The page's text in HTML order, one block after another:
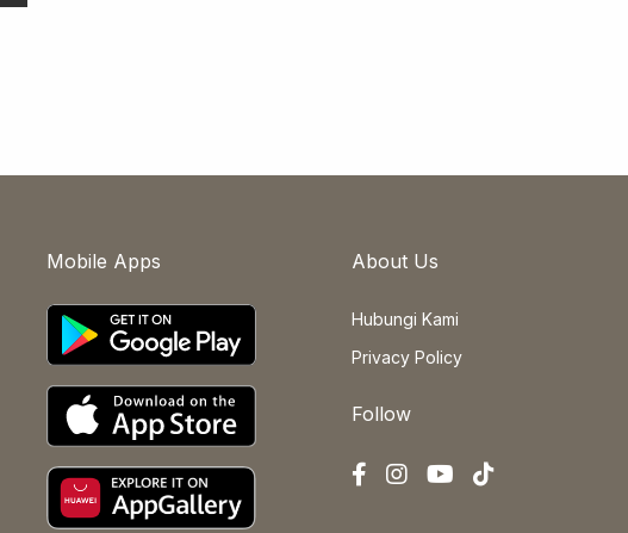
Mobile Apps About Us
Hubungi Kami
Privacy Policy
Follow